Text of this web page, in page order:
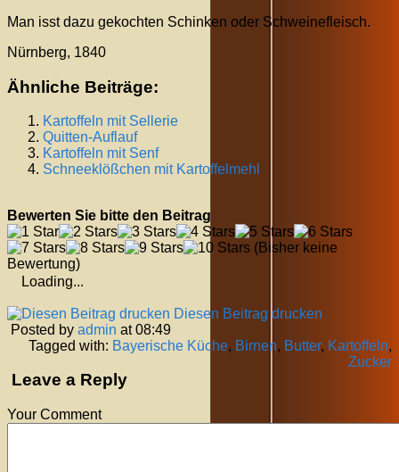
Man isst dazu gekochten Schinken oder Schweinefleisch.
Nürnberg, 1840
Ähnliche Beiträge:
Kartoffeln mit Sellerie
Quitten-Auflauf
Kartoffeln mit Senf
Schneeklößchen mit Kartoffelmehl
Bewerten Sie bitte den Beitrag
(Bisher keine
Bewertung)
Loading...
Diesen Beitrag drucken
Posted by admin at 08:49
Tagged with: Bayerische Küche, Birnen, Butter, Kartoffeln,
Zucker
Leave a Reply
Your Comment